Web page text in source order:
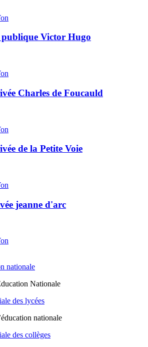
publique Victor Hugo
Charles de Foucauld
de la Petite Voie
jeanne d'arc
nationale
Nationale
des lycées
nationale
des collèges